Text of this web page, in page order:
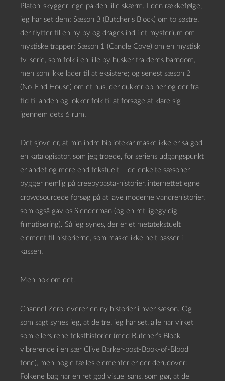
Platon-skygger lege på den lille skærm. I den rækkefølge,
jeg har set dem: Sæson 3 (Butcher’s Block) om to søstre,
der flytter til en ny by og drages ind i et mysterium om
mystiske trapper; Sæson 1 (Candle Cove) om en mystisk
tv-serie, som folk i en lille by husker fra deres barndom,
men som ikke lader til at eksistere; og senest sæson 2
(No-End House) om et hus, der dukker op her og der fra
tid til anden og lokker folk til at forsøge at klare sig
igennem dets 6 rum.
Det sjove er, at min indre bibliotekar måske ikke er så god
en katalogisator, som jeg troede, for seriens udgangspunkt
er andet og mere end tekstuelt – de enkelte sæsoner
bygger nemlig på creepypasta-historier, internettet egne
crowdsourcede forsøg på at lave moderne vandrehistorier,
som også gav os Slenderman (og en ret ligegyldig
filmatisering). Så jeg synes, der er et metatekstuelt
element til historierne, som måske ikke helt passer i
kassen.
Men nok om det.
Channel Zero leverer en ny historier i hver sæson. Og
som sagt synes jeg, at de tre, jeg har set, alle har virket
som ellers rene teksthistorier (med Butcher’s Block
vibrerende i en sær Clive Barker-post-Book-of-Blood
tone), men nogle fælles elementer er der derudover:
Folkene bag har en ret god visuel sans, som gør, at de